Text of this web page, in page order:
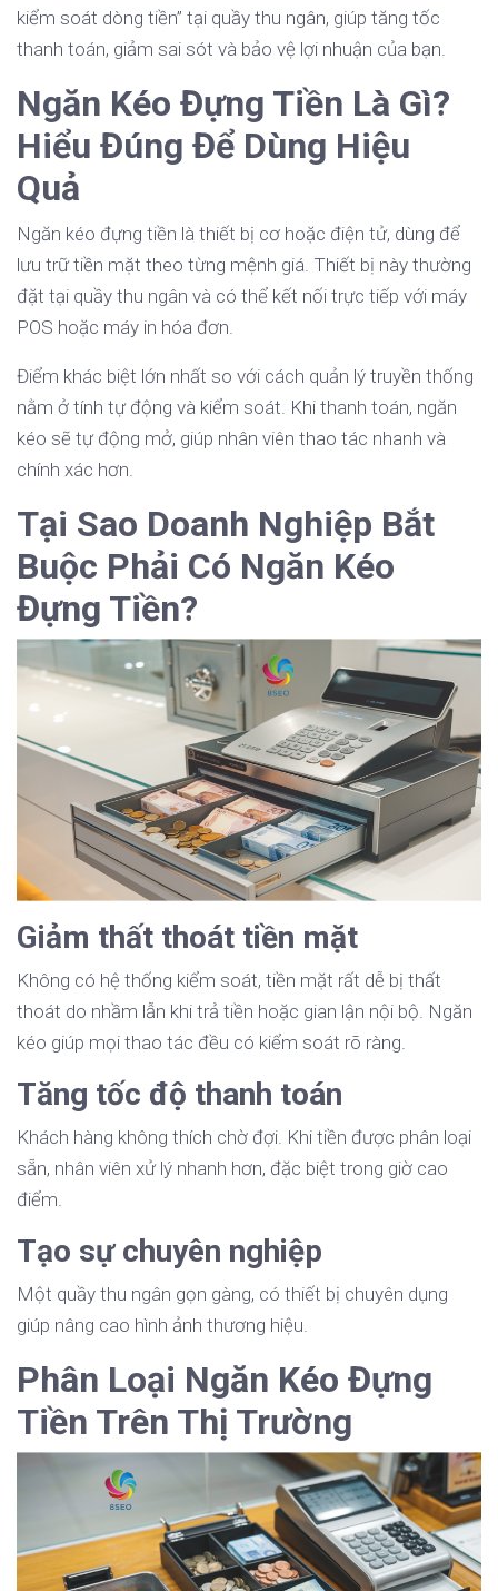
kiểm soát dòng tiền” tại quầy thu ngân, giúp tăng tốc
thanh toán, giảm sai sót và bảo vệ lợi nhuận của bạn.
Ngăn Kéo Đựng Tiền Là Gì?
Hiểu Đúng Để Dùng Hiệu
Quả
Ngăn kéo đựng tiền là thiết bị cơ hoặc điện tử, dùng để
lưu trữ tiền mặt theo từng mệnh giá. Thiết bị này thường
đặt tại quầy thu ngân và có thể kết nối trực tiếp với máy
POS hoặc máy in hóa đơn.
Điểm khác biệt lớn nhất so với cách quản lý truyền thống
nằm ở tính tự động và kiểm soát. Khi thanh toán, ngăn
kéo sẽ tự động mở, giúp nhân viên thao tác nhanh và
chính xác hơn.
Tại Sao Doanh Nghiệp Bắt
Buộc Phải Có Ngăn Kéo
Đựng Tiền?
Giảm thất thoát tiền mặt
Không có hệ thống kiểm soát, tiền mặt rất dễ bị thất
thoát do nhầm lẫn khi trả tiền hoặc gian lận nội bộ. Ngăn
kéo giúp mọi thao tác đều có kiểm soát rõ ràng.
Tăng tốc độ thanh toán
Khách hàng không thích chờ đợi. Khi tiền được phân loại
sẵn, nhân viên xử lý nhanh hơn, đặc biệt trong giờ cao
điểm.
Tạo sự chuyên nghiệp
Một quầy thu ngân gọn gàng, có thiết bị chuyên dụng
giúp nâng cao hình ảnh thương hiệu.
Phân Loại Ngăn Kéo Đựng
Tiền Trên Thị Trường